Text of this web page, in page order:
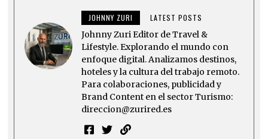
JOHNNY ZURI LATEST POSTS
Johnny Zuri Editor de Travel &
Lifestyle. Explorando el mundo con
enfoque digital. Analizamos destinos,
hoteles y la cultura del trabajo remoto.
Para colaboraciones, publicidad y
Brand Content en el sector Turismo:
direccion@zurired.es